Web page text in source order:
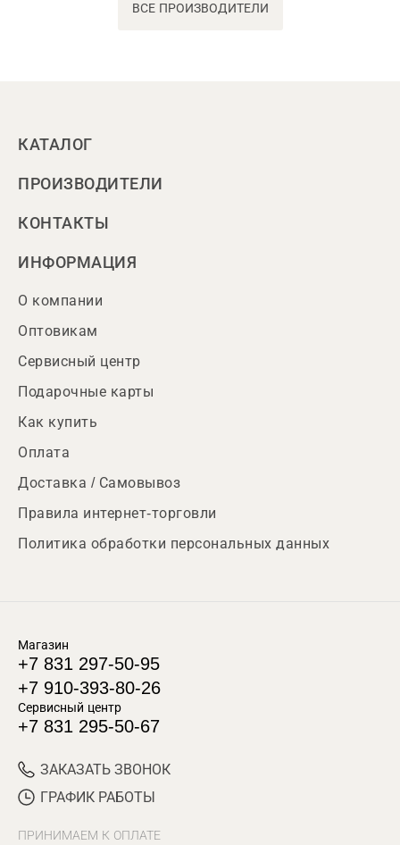
ВСЕ ПРОИЗВОДИТЕЛИ
КАТАЛОГ
ПРОИЗВОДИТЕЛИ
КОНТАКТЫ
ИНФОРМАЦИЯ
О компании
Оптовикам
Сервисный центр
Подарочные карты
Как купить
Оплата
Доставка / Самовывоз
Правила интернет-торговли
Политика обработки персональных данных
Магазин
+7 831 297-50-95
+7 910-393-80-26
Сервисный центр
+7 831 295-50-67
ЗАКАЗАТЬ ЗВОНОК
ГРАФИК РАБОТЫ
ПРИНИМАЕМ К ОПЛАТЕ